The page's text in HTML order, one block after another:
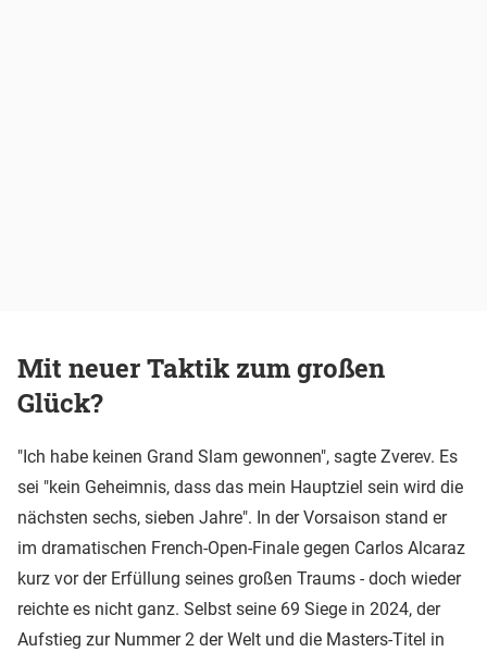
Mit neuer Taktik zum großen
Glück?
"Ich habe keinen Grand Slam gewonnen", sagte Zverev. Es
sei "kein Geheimnis, dass das mein Hauptziel sein wird die
nächsten sechs, sieben Jahre". In der Vorsaison stand er
im dramatischen French-Open-Finale gegen Carlos Alcaraz
kurz vor der Erfüllung seines großen Traums - doch wieder
reichte es nicht ganz. Selbst seine 69 Siege in 2024, der
Aufstieg zur Nummer 2 der Welt und die Masters-Titel in